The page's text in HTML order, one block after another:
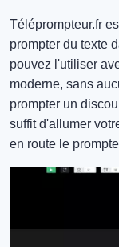
Téléprompteur.fr
prompter du texte
pouvez l'utiliser
moderne, sans
prompter un
suffit d'allumer
en route le